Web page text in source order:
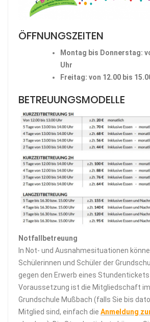
ÖFFNUNGSZEITEN
Montag bis Donnerstag:
Uhr
Freitag: von 12.00 bis
BETREUUNGSMODELLE
Notfallbetreuung
In Not- und Ausnahmesituationen
Schülerinnen und Schüler der
gegen den Erwerb eines
Voraussetzung ist die Mitgliedschaft
Grundschule Mußbach (falls Sie bis
Mitglied sind, einfach die Anmeldung